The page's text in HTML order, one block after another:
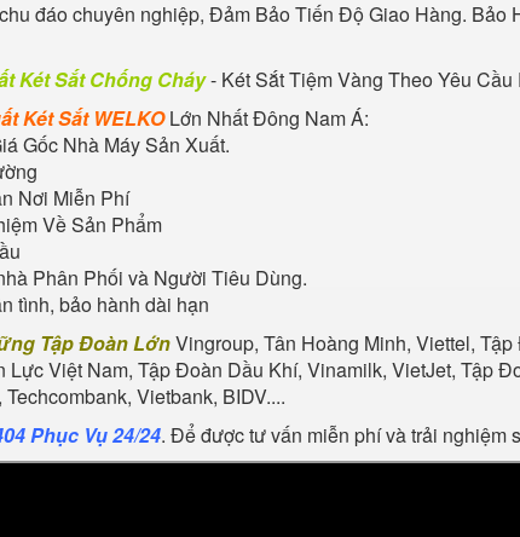
đáo chuyên nghiệp, Đảm Bảo Tiến Độ Giao Hàng. Bảo
Két Sắt Chống Cháy- Két Sắt Tiệm Vàng Theo Yêu
Két Sắt WELKOLớn Nhất Đông Nam Á:
Gốc Nhà Máy Sản Xuất.
Nơi Miễn Phí
Về Sản Phẩm
Phân Phối và Người Tiêu Dùng.
tình, bảo hành dài hạn
Tập Đoàn LớnVingroup, Tân Hoàng Minh, Viettel,
Việt Nam, Tập Đoàn Dầu Khí, Vinamilk, VietJet, Tập
Vietbank, BIDV....
Phục Vụ 24/24. Để được tư vấn miễn phí và trải nghiệm